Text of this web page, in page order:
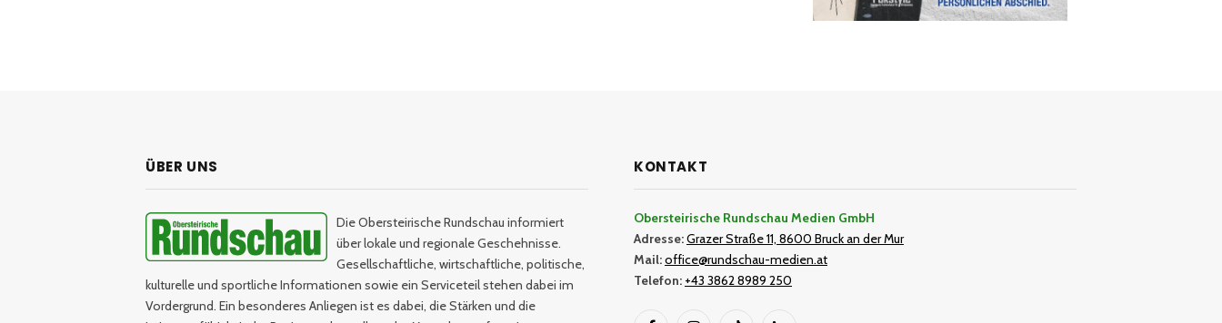
ÜBER UNS
Die Obersteirische Rundschau informiert
über lokale und regionale Geschehnisse.
Gesellschaftliche, wirtschaftliche, politische,
kulturelle und sportliche Informationen sowie ein Serviceteil stehen dabei im
Vordergrund. Ein besonderes Anliegen ist es dabei, die Stärken und die
KONTAKT
Obersteirische Rundschau Medien GmbH
Adresse:Grazer Straße 11, 8600 Bruck an der Mur
Mail:office@rundschau-medien.at
Telefon: +43 3862 8989 250